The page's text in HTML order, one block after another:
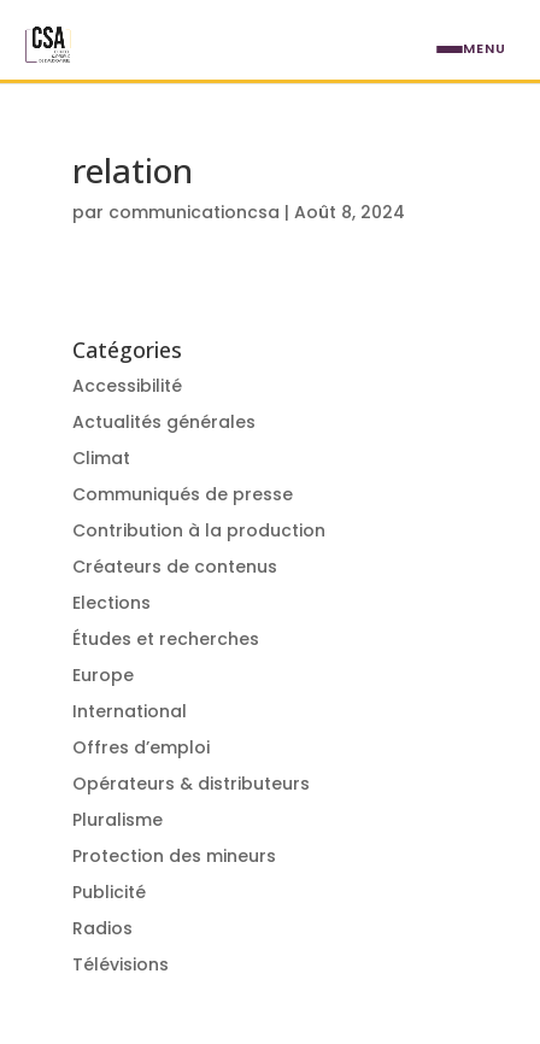
relation
par communicationcsa | Août 8, 2024
Catégories
Accessibilité
Actualités générales
Climat
Communiqués de presse
Contribution à la production
Créateurs de contenus
Elections
Études et recherches
Europe
International
Offres d’emploi
Opérateurs & distributeurs
Pluralisme
Protection des mineurs
Publicité
Radios
Télévisions
MENU